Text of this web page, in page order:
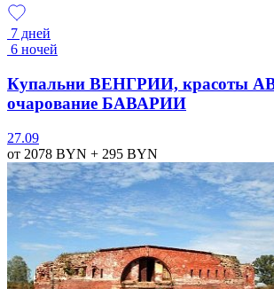
7 дней
6 ночей
Купальни ВЕНГРИИ, красоты
очарование БАВАРИИ
27.09
от 2078 BYN + 295 BYN